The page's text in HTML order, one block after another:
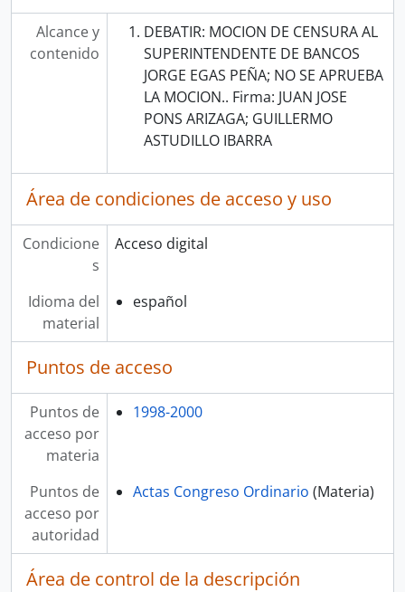
Alcance y
contenido
DEBATIR: MOCION DE CENSURA AL
SUPERINTENDENTE DE BANCOS
JORGE EGAS PEÑA; NO SE APRUEBA
LA MOCION.. Firma: JUAN JOSE
PONS ARIZAGA; GUILLERMO
ASTUDILLO IBARRA
Área de condiciones de acceso y uso
Condicione
s
Acceso digital
Idioma del
material
español
Puntos de acceso
Puntos de
acceso por
materia
1998-2000
Puntos de
acceso por
autoridad
Actas Congreso Ordinario (Materia)
Área de control de la descripción